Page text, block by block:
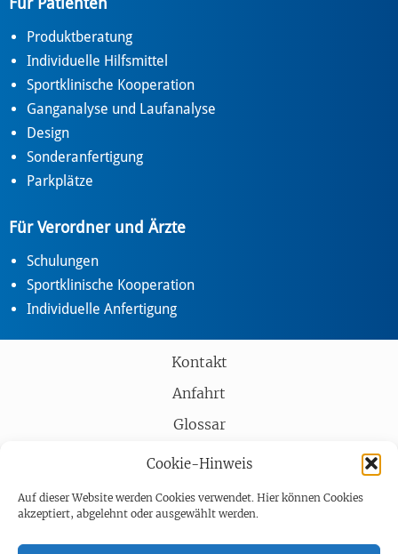
Cookie-Hinweis
Auf dieser Website werden Cookies verwendet. Hier können Cookies
akzeptiert, abgelehnt oder ausgewählt werden.
Produktberatung
Individuelle Hilfsmittel
Sportklinische Kooperation
Ganganalyse und Laufanalyse
Design
Sonderanfertigung
Parkplätze
Für Verordner und Ärzte
Schulungen
Sportklinische Kooperation
Individuelle Anfertigung
Kontakt
Anfahrt
Glossar
Partner
Impressum
Datenschutz